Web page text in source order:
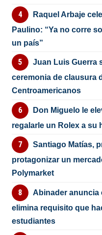
Raquel Arbaje
Paulino: “Ya no corre
un país”
Juan Luis Guerra
ceremonia de clausura
Centroamericanos
Don Miguelo le
regalarle un Rolex a su
Santiago Matías,
protagonizar un
Polymarket
Abinader anuncia
elimina requisito que
estudiantes